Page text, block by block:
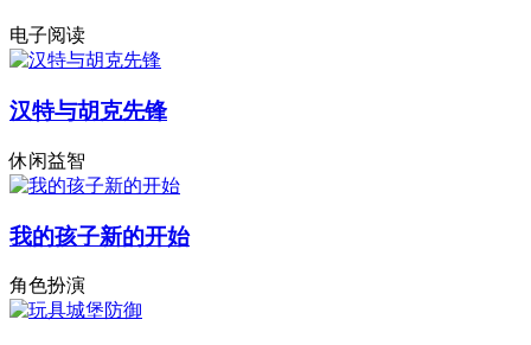
电子阅读
汉特与胡克先锋
休闲益智
我的孩子新的开始
角色扮演